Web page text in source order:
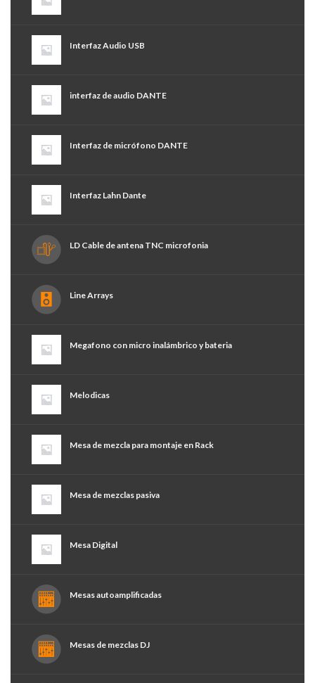
Interfaz Audio USB
interfaz de audio DANTE
Interfaz de micrófono DANTE
Interfaz Lahn Dante
LD Cable de antena TNC microfonia
Line Arrays
Megafono con micro inalámbrico y bateria
Melodicas
Mesa de mezcla para montaje en Rack
Mesa de mezclas pasiva
Mesa Digital
Mesas autoamplificadas
Mesas de mezclas DJ